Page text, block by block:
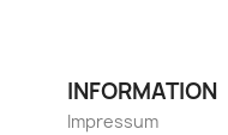
INFORMATION
Impressum